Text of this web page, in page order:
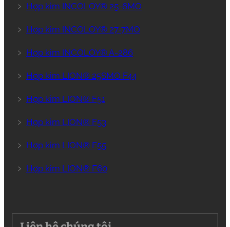
﹥ Hợp kim INCOLOY® 25-6MO
﹥ Hợp kim INCOLOY® 27-7MO
﹥ Hợp kim INCOLOY® A-286
﹥ Hợp kim LION® 25SMO F44
﹥ Hợp kim LION® F51
﹥ Hợp kim LION® F53
﹥ Hợp kim LION® F55
﹥ Hợp kim LION® F60